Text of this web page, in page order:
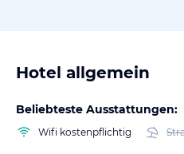
Hotel allgemein
Beliebteste Ausstattungen:
Wifi kostenpflichtig